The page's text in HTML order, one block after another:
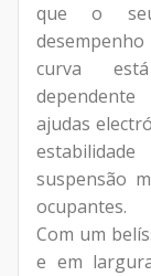
que o
curva
ajudas
suspensão
ocupantes.
Com um
e em